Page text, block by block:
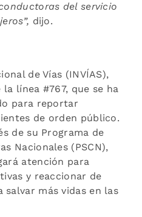
del servicio
dijo.
de Vías (INVÍAS),
línea #767, que se ha
para reportar
de orden público.
de su Programa de
Nacionales (PSCN),
atención para
y reaccionar de
más vidas en las